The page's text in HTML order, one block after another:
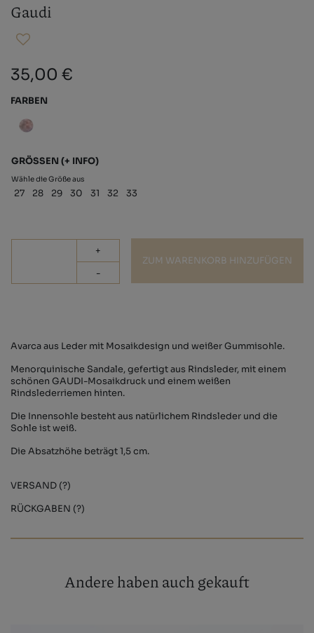
Gaudi
35,00 €
FARBEN
GRÖSSEN (+ INFO)
Wähle die Größe aus
27 28 29 30 31 32 33
+
-
ZUM WARENKORB HINZUFÜGEN
Avarca aus Leder mit Mosaikdesign und weißer Gummisohle.
Menorquinische Sandale, gefertigt aus Rindsleder, mit einem
schönen GAUDI-Mosaikdruck und einem weißen
Rindslederriemen hinten.
Die Innensohle besteht aus natürlichem Rindsleder und die
Sohle ist weiß.
Die Absatzhöhe beträgt 1,5 cm.
VERSAND (?)
RÜCKGABEN (?)
Andere haben auch gekauft